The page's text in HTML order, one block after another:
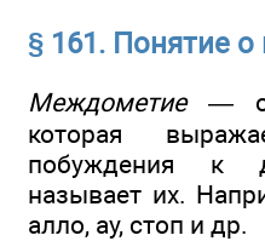
§ 161. Понятие
Междометие —
которая
побуждения к
называет их.
алло, ау, стоп и др.